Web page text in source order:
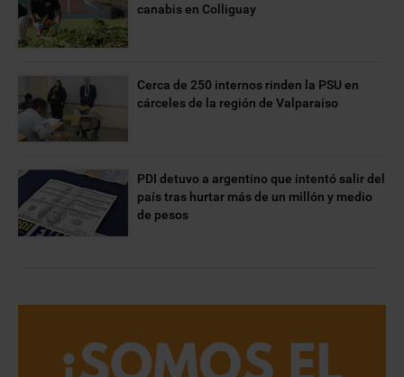
canabis en Colliguay
Cerca de 250 internos rinden la PSU en
cárceles de la región de Valparaíso
PDI detuvo a argentino que intentó salir del
país tras hurtar más de un millón y medio
de pesos